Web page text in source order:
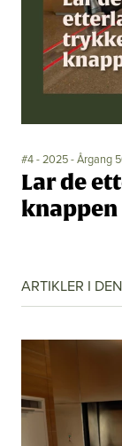
Artikler
Utgaver
Om oss
Annonsering
#4 - 2025 - Årgang
Lar de
knappen
ARTIKLER I